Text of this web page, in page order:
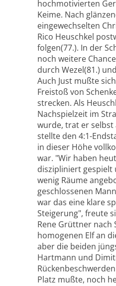
hochmotivierten
Keime. Nach
eingewechselten
Rico Heuschkel
folgen(77.). In der
noch weitere
durch Wezel(81.)
Auch Just mußte
Freistoß von
strecken. Als
Nachspielzeit im
wurde, trat er selbst
stellte den 4:1-
in dieser Höhe
war. "Wir haben
diszipliniert gespielt
wenig Räume
geschlossenen
war das eine klare
Steigerung", freute
Rene Grüttner nach
homogenen Elf an
aber die beiden
Hartmann und
Platz mußte, noch